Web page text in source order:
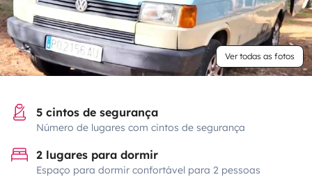
Ver todas as fotos
5 cintos de segurança
Número de lugares com cintos de segurança
2 lugares para dormir
Espaço para dormir confortável para 2 pessoas